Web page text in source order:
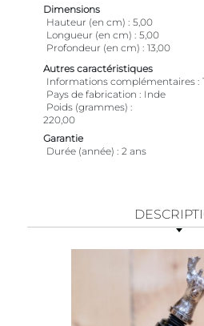
Dimensions
Hauteur (en cm)
5,00
Longueur (en cm)
5,00
Profondeur (en cm)
13,00
Autres caractéristiques
Informations complémentaires
Pays de fabrication
Inde
Poids (grammes)
220,00
Garantie
Durée (année)
2 ans